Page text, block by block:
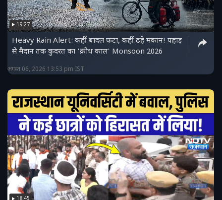
19:27
Heavy Rain Alert: कहीं बादल फटा, कहीं ढहे मकान! पहाड़
से मैदान तक कुदरत का 'क्रोध काल' Monsoon 2026
अगस्त 06, 2026 13:53 pm IST